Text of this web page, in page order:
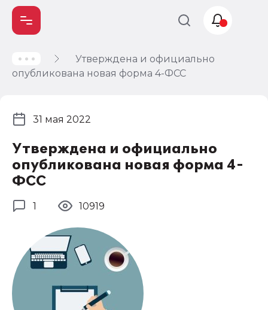
Утверждена и официально
опубликована новая форма 4-ФСС
Утверждена и официально
опубликована новая форма 4-
ФСС
31 мая 2022
1 10919
Учет и
налогообложение